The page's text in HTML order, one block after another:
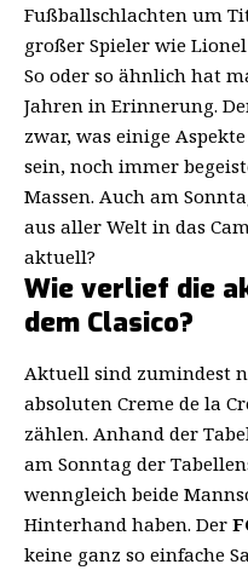
Fußballschlachten um
großer Spieler wie
So oder so ähnlich hat
Jahren in Erinnerung.
zwar, was einige
sein, noch immer
Massen. Auch am
aus aller Welt in das
aktuell?
Wie verlief die
dem Clasico?
Aktuell sind zumindest
absoluten Creme de la
zählen. Anhand der
am Sonntag der
wenngleich beide
Hinterhand haben. Der
keine ganz so einfache